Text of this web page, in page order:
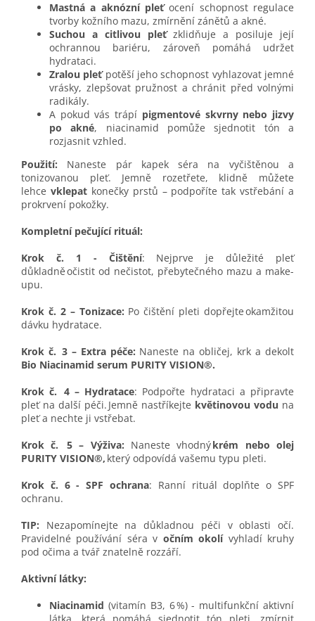
Mastná a aknózní pleť ocení schopnost regulace
tvorby kožního mazu, zmírnění zánětů a akné.
Suchou a citlivou pleť zklidňuje a posiluje její
ochrannou bariéru, zároveň pomáhá udržet
hydrataci.
Zralou pleť potěší jeho schopnost vyhlazovat jemné
vrásky, zlepšovat pružnost a chránit před volnými
radikály.
A pokud vás trápí pigmentové skvrny nebo jizvy
po akné, niacinamid pomůže sjednotit tón a
rozjasnit vzhled.
Použití: Naneste pár kapek séra na vyčištěnou a
tonizovanou pleť. Jemně rozetřete, klidně můžete
lehce vklepat konečky prstů – podpoříte tak vstřebání a
prokrvení pokožky.
Kompletní pečující rituál:
Krok č. 1 - Čištění: Nejprve je důležité pleť
důkladně očistit od nečistot, přebytečného mazu a make-
upu.
Krok č. 2 – Tonizace: Po čištění pleti dopřejte okamžitou
dávku hydratace.
Krok č. 3 – Extra péče: Naneste na obličej, krk a dekolt
Bio Niacinamid serum PURITY VISION®.
Krok č. 4 – Hydratace: Podpořte hydrataci a připravte
pleť na další péči. Jemně nastříkejte květinovou vodu na
pleť a nechte ji vstřebat.
Krok č. 5 – Výživa: Naneste vhodnýkrém nebo olej
PURITY VISION®, který odpovídá vašemu typu pleti.
Krok č. 6 - SPF ochrana: Ranní rituál doplňte o SPF
ochranu.
TIP:
Nezapomínejte na důkladnou péči v oblasti očí.
Pravidelné používání séra v očním okolí vyhladí kruhy
pod očima a tvář znatelně rozzáří.
Aktivní látky:
Niacinamid (vitamín B3, 6 %) - multifunkční aktivní